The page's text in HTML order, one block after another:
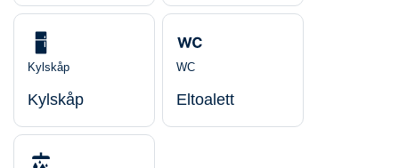
Kylskåp
Kylskåp
WC
Eltoalett